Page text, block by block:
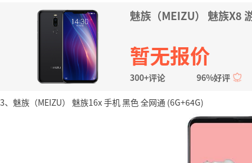
魅族（MEIZU） 魅族X8
暂无报价
300+评论 96%好评
3、魅族（MEIZU） 魅族16x 手机 黑色 全网通 (6G+64G)